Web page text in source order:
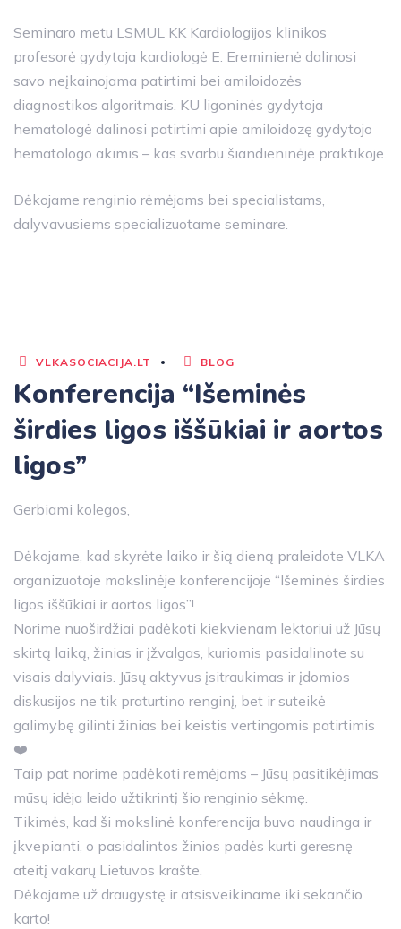
Seminaro metu LSMUL KK Kardiologijos klinikos
profesorė gydytoja kardiologė E. Ereminienė dalinosi
savo neįkainojama patirtimi bei amiloidozės
diagnostikos algoritmais. KU ligoninės gydytoja
hematologė dalinosi patirtimi apie amiloidozę gydytojo
hematologo akimis – kas svarbu šiandieninėje praktikoje.
Dėkojame renginio rėmėjams bei specialistams,
dalyvavusiems specializuotame seminare.
VLKASOCIACIJA.LT BLOG
Konferencija “Išeminės
širdies ligos iššūkiai ir aortos
ligos”
Gerbiami kolegos,
Dėkojame, kad skyrėte laiko ir šią dieną praleidote VLKA
organizuotoje mokslinėje konferencijoje “Išeminės širdies
ligos iššūkiai ir aortos ligos”!
Norime nuoširdžiai padėkoti kiekvienam lektoriui už Jūsų
skirtą laiką, žinias ir įžvalgas, kuriomis pasidalinote su
visais dalyviais. Jūsų aktyvus įsitraukimas ir įdomios
diskusijos ne tik praturtino renginį, bet ir suteikė
galimybę gilinti žinias bei keistis vertingomis patirtimis
❤️
Taip pat norime padėkoti remėjams – Jūsų pasitikėjimas
mūsų idėja leido užtikrintį šio renginio sėkmę.
Tikimės, kad ši mokslinė konferencija buvo naudinga ir
įkvepianti, o pasidalintos žinios padės kurti geresnę
ateitį vakarų Lietuvos krašte.
Dėkojame už draugystę ir atsisveikiname iki sekančio
karto!